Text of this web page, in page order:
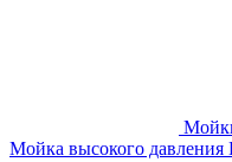
Мойка высокого